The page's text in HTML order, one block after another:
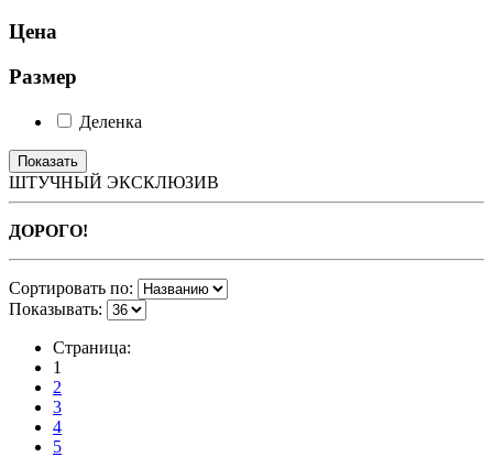
Цена
Размер
Деленка
ШТУЧНЫЙ ЭКСКЛЮЗИВ
ДОРОГО!
Сортировать по:
Показывать:
Страница:
1
2
3
4
5